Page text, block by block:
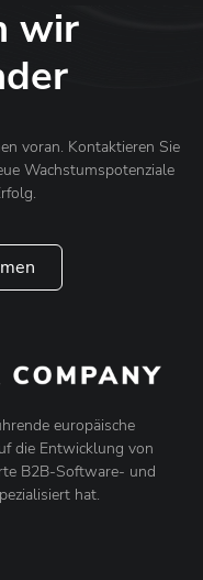
wir
voran. Kontaktieren Sie
Wachstumspotenziale
europäische
die Entwicklung von
B2B-Software- und
hat.